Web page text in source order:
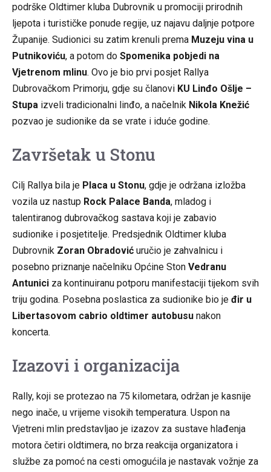
podrške Oldtimer kluba Dubrovnik u promociji prirodnih
ljepota i turističke ponude regije, uz najavu daljnje potpore
Županije. Sudionici su zatim krenuli prema Muzeju vina u
Putnikoviću, a potom do Spomenika pobjedi na
Vjetrenom mlinu. Ovo je bio prvi posjet Rallya
Dubrovačkom Primorju, gdje su članovi KU Linđo Ošlje –
Stupa izveli tradicionalni linđo, a načelnik Nikola Knežić
pozvao je sudionike da se vrate i iduće godine.
Završetak u Stonu
Cilj Rallya bila je Placa u Stonu, gdje je održana izložba
vozila uz nastup Rock Palace Banda, mladog i
talentiranog dubrovačkog sastava koji je zabavio
sudionike i posjetitelje. Predsjednik Oldtimer kluba
Dubrovnik Zoran Obradović uručio je zahvalnicu i
posebno priznanje načelniku Općine Ston Vedranu
Antunici za kontinuiranu potporu manifestaciji tijekom svih
triju godina. Posebna poslastica za sudionike bio je đir u
Libertasovom cabrio oldtimer autobusu nakon
koncerta.
Izazovi i organizacija
Rally, koji se protezao na 75 kilometara, održan je kasnije
nego inače, u vrijeme visokih temperatura. Uspon na
Vjetreni mlin predstavljao je izazov za sustave hlađenja
motora četiri oldtimera, no brza reakcija organizatora i
službe za pomoć na cesti omogućila je nastavak vožnje za